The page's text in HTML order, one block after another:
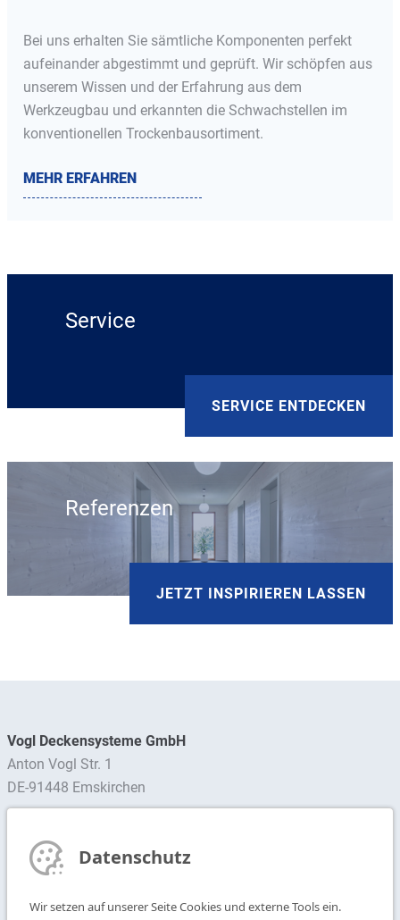
Bei uns erhalten Sie sämtliche Komponenten perfekt
aufeinander abgestimmt und geprüft. Wir schöpfen aus
unserem Wissen und der Erfahrung aus dem
Werkzeugbau und erkannten die Schwachstellen im
konventionellen Trockenbausortiment.
MEHR ERFAHREN
Service
SERVICE ENTDECKEN
Referenzen
JETZT INSPIRIEREN LASSEN
Vogl Deckensysteme GmbH
Anton Vogl Str. 1
DE-91448 Emskirchen
Newsletter abonnieren
+49 9104 825-0
Datenschutz
Wir setzen auf unserer Seite Cookies und externe Tools ein.